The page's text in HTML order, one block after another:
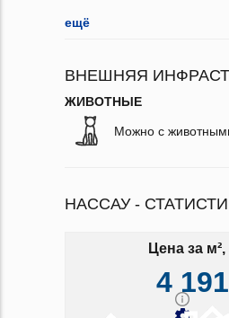
ещё
ВНЕШНЯЯ
ЖИВОТНЫЕ
Можно с
НАССАУ -
Цена за м²,
4 191